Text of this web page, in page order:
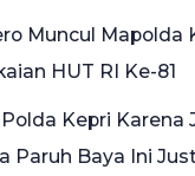
Muncul Mapolda
HUT RI Ke-81
Kepri Karena
Paruh Baya Ini